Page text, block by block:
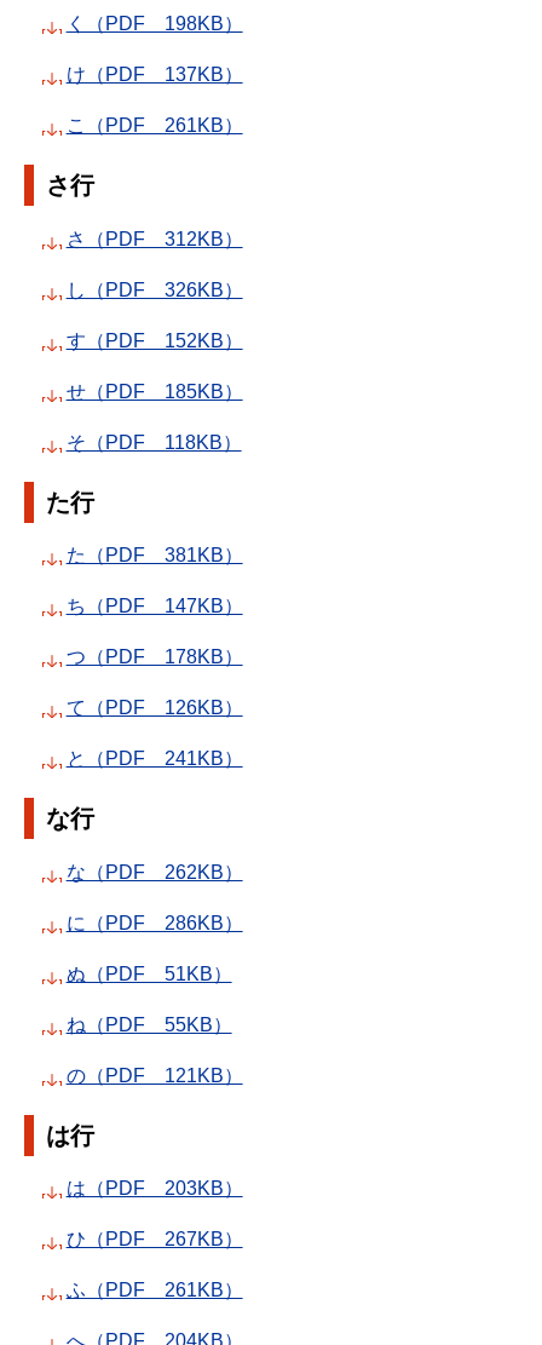
く（PDF 198KB）
け（PDF 137KB）
こ（PDF 261KB）
さ行
さ（PDF 312KB）
し（PDF 326KB）
す（PDF 152KB）
せ（PDF 185KB）
そ（PDF 118KB）
た行
た（PDF 381KB）
ち（PDF 147KB）
つ（PDF 178KB）
て（PDF 126KB）
と（PDF 241KB）
な行
な（PDF 262KB）
に（PDF 286KB）
ぬ（PDF 51KB）
ね（PDF 55KB）
の（PDF 121KB）
は行
は（PDF 203KB）
ひ（PDF 267KB）
ふ（PDF 261KB）